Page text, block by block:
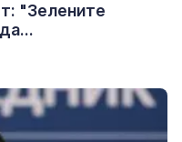
"Зелените